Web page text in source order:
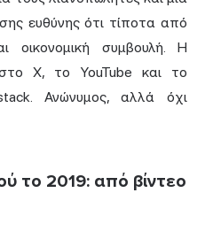
ευθύνης ότι τίποτα από
οικονομική συμβουλή. Η
X, το YouTube και το
Ανώνυμος, αλλά όχι
το 2019: από βίντεο